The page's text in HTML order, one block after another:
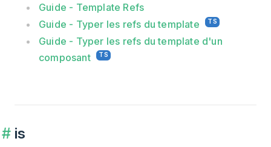
Guide - Template Refs
Guide - Typer les refs du template
Guide - Typer les refs du template d'un
composant
is